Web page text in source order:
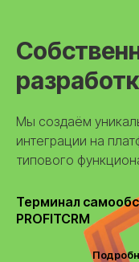
Мы создаём
интеграции на
типового
Терминал
PROFITCRM